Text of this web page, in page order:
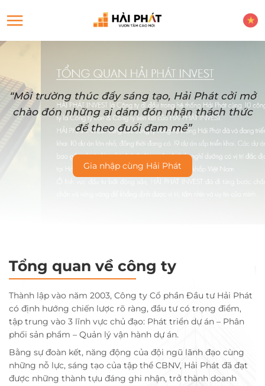
“Môi trường thúc đẩy sáng tạo, Hải Phát cởi mở
chào đón những ai dám đón nhận thách thức
để theo đuổi đam mê”
Gia nhập cùng Hải Phát
Tổng quan về công ty
Thành lập vào năm 2003, Công ty Cổ phần Đầu tư Hải Phát
có định hướng chiến lược rõ ràng, đầu tư có trọng điểm,
tập trung vào 3 lĩnh vực chủ đạo: Phát triển dự án – Phân
phối sản phẩm – Quản lý vận hành dự án.
Bằng sự đoàn kết, năng động của đội ngũ lãnh đạo cùng
những nỗ lực, sáng tạo của tập thể CBNV, Hải Phát đã đạt
được những thành tựu đáng ghi nhận, trở thành doanh